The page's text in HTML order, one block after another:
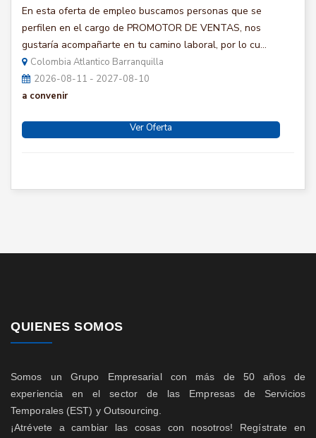
En esta oferta de empleo buscamos personas que se
perfilen en el cargo de PROMOTOR DE VENTAS, nos
gustaría acompañarte en tu camino laboral, por lo cu...
Colombia Atlantico Barranquilla
2026-08-11 - 2027-08-10
a convenir
Ver Oferta
QUIENES SOMOS
Somos un Grupo Empresarial con más de 50 años de
experiencia en el sector de las Empresas de Servicios
Temporales (EST) y Outsourcing.
¡Atrévete a cambiar las cosas con nosotros! Regístrate en